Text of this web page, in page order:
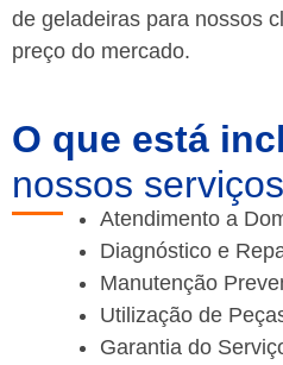
de geladeiras para nossos
preço do mercado.
O que está
nossos
Atendimento a
Diagnóstico e
Manutenção
Utilização de
Garantia do